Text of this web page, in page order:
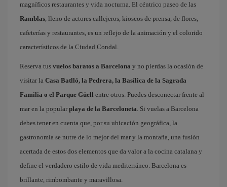
magníficos restaurantes y vida nocturna. El céntrico paseo de las
Ramblas, lleno de actores callejeros, kioscos de prensa, de flores,
cafeterías y restaurantes, es un reflejo de la animación y el colorido
característicos de la Ciudad Condal.
Reserva tus vuelos baratos a Barcelona y no pierdas la ocasión de
visitar la Casa Batlló, la Pedrera, la Basílica de la Sagrada
Familia o el Parque Güell entre otros. Puedes desconectar frente al
mar en la popular playa de la Barceloneta. Si vuelas a Barcelona
debes tener en cuenta que, por su ubicación geográfica, la
gastronomía se nutre de lo mejor del mar y la montaña, una fusión
acertada de estos dos elementos que da valor a la cocina catalana y
define el verdadero estilo de vida mediterráneo. Barcelona es
brillante, rimbombante y maravillosa.